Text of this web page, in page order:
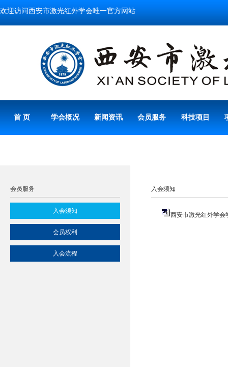
欢迎访问西安市激光红外学会唯一官方网站
首 页 学会概况 新闻资讯 会员服务 科技项目
会员服务
入会须知
会员权利
入会流程
入会须知
西安市激光红外学会